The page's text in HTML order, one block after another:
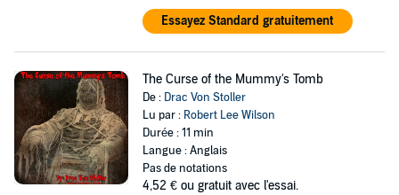
Essayez Standard gratuitement
The Curse of the Mummy's Tomb
De : Drac Von Stoller
Lu par : Robert Lee Wilson
Durée : 11 min
Langue : Anglais
Pas de notations
4,52 € ou gratuit avec l'essai.